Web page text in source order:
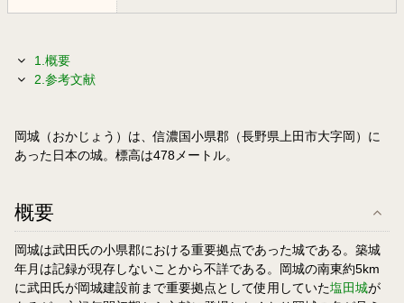
1.概要
2.参考文献
岡城（おかじょう）は、信濃国小県郡（長野県上田市大字岡）に
あった日本の城。標高は478メートル。
概要
岡城は武田氏の小県郡における重要拠点であった城である。築城
年月は記録が現存しないことから不詳である。岡城の南東約5km
に武田氏が岡城建設前まで重要拠点として使用していた塩田城が